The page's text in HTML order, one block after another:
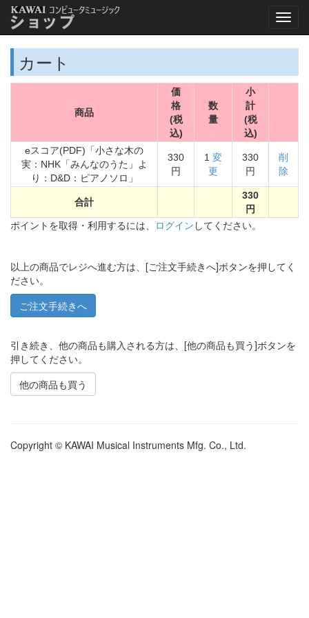
カート
商品
価
格
(税
込)
数
量
小
計
(税
込)
eスコア(PDF)「小さな木の
実：NHK「みんなのうた」よ
り：D&D：ピアノソロ」
330
円
1 変
更
330
円
削
除
合計
330
円
ポイントを取得・利用するには、 ログイン してください。
以上の商品でレジへ進む方は、[ご注文手続きへ]ボタンを押してく
ださい。
引き続き、他の商品も購入される方は、[他の商品も買う]ボタンを
押してください。
他の商品も買う
Copyright © KAWAI Musical Instruments Mfg. Co., Ltd.